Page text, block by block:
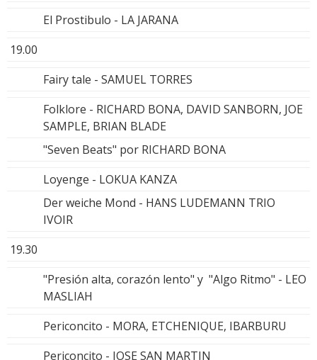
El Prostibulo - LA JARANA
19.00
Fairy tale - SAMUEL TORRES
Folklore - RICHARD BONA, DAVID SANBORN, JOE
SAMPLE, BRIAN BLADE
"Seven Beats" por RICHARD BONA
Loyenge - LOKUA KANZA
Der weiche Mond - HANS LUDEMANN TRIO
IVOIR
19.30
"Presión alta, corazón lento" y "Algo Ritmo" - LEO
MASLIAH
Periconcito - MORA, ETCHENIQUE, IBARBURU
Periconcito - JOSE SAN MARTIN